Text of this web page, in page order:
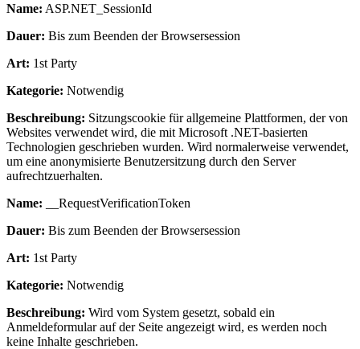
Name: ASP.NET_SessionId
Dauer: Bis zum Beenden der Browsersession
Art: 1st Party
Kategorie: Notwendig
Beschreibung: Sitzungscookie für allgemeine Plattformen, der von
Websites verwendet wird, die mit Microsoft .NET-basierten
Technologien geschrieben wurden. Wird normalerweise verwendet,
um eine anonymisierte Benutzersitzung durch den Server
aufrechtzuerhalten.
Name: __RequestVerificationToken
Dauer: Bis zum Beenden der Browsersession
Art: 1st Party
Kategorie: Notwendig
Beschreibung: Wird vom System gesetzt, sobald ein
Anmeldeformular auf der Seite angezeigt wird, es werden noch
keine Inhalte geschrieben.